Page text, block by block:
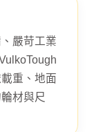
嚴苛工業
重、地面
材與尺